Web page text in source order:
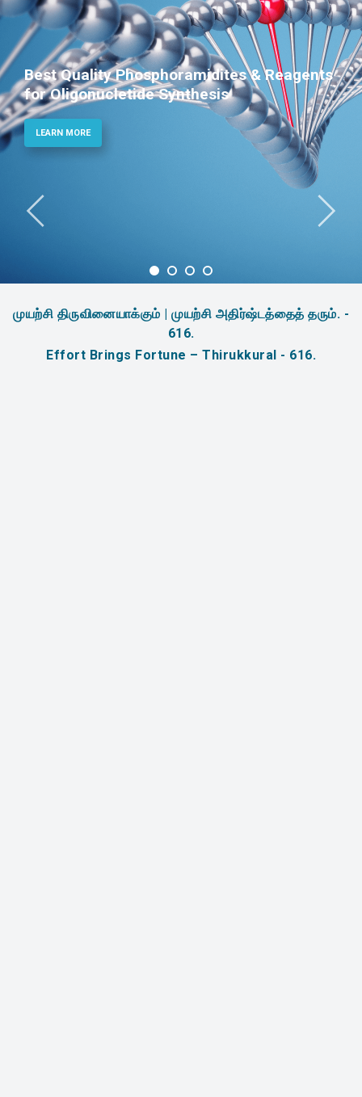
Best Quality Phosphoramidites & Reagents
for Oligonucletide Synthesis
LEARN MORE
முயற்சி திருவினையாக்கும் | முயற்சி அதிர்ஷ்டத்தைத் தரும். -
616.
Effort Brings Fortune – Thirukkural - 616.